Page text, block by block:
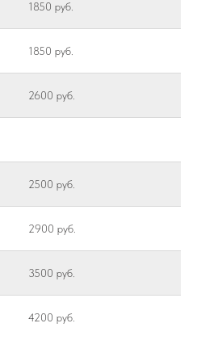
1850 руб.
1850 руб.
2600 руб.
2500 руб.
2900 руб.
3500 руб.
4200 руб.